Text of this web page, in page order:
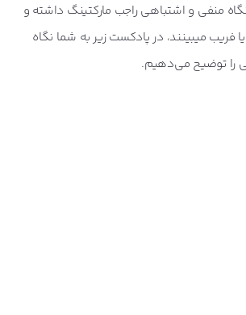
نگاه منفی و اشتباهی راجب مارکتینگ داشته و
یا فریب میبینند، در پادکست زیر به شما نگاه
را توضیح می‌دهیم.